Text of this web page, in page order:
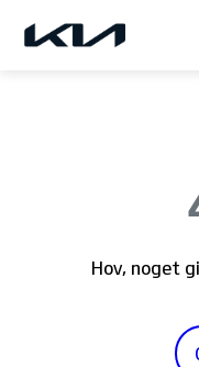
Hov, noget